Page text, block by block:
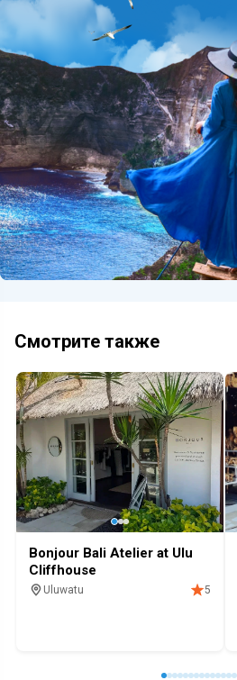
Смотрите также
Bonjour Bali Atelier at Ulu
Cliffhouse
Uluwatu
5